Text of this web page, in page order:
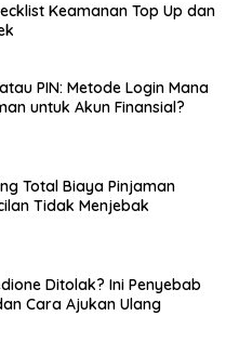
Keamanan Top Up dan
PIN: Metode Login Mana
untuk Akun Finansial?
Total Biaya Pinjaman
Tidak Menjebak
Ditolak? Ini Penyebab
Cara Ajukan Ulang